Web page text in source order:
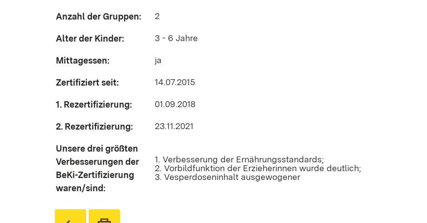
Anzahl der Gruppen: 2
Alter der Kinder: 3 - 6 Jahre
Mittagessen: ja
Zertifiziert seit: 14.07.2015
1. Rezertifizierung: 01.09.2018
2. Rezertifizierung: 23.11.2021
Unsere drei größten
Verbesserungen der
BeKi-Zertifizierung
waren/sind:
1. Verbesserung der Ernährungsstandards;
2. Vorbildfunktion der Erzieherinnen wurde deutlich;
3. Vesperdoseninhalt ausgewogener